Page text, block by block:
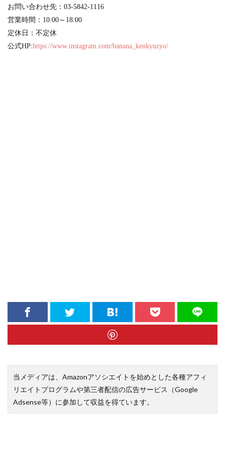
お問い合わせ先：03-5842-1116
営業時間：10:00～18:00
定休日：不定休
公式HP:https://www.instagram.com/banana_kenkyuzyo/
当メディアは、Amazonアソシエイトを始めとした各種アフィ
リエイトプログラムや第三者配信の広告サービス（Google
Adsense等）に参加して収益を得ています。